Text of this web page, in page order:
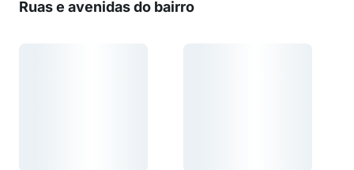
Ruas e avenidas do bairro